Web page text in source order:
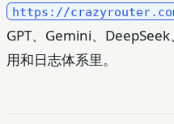
https://
GPT、Gemini、
用和日志体系里。